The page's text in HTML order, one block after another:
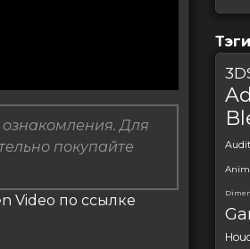
Для
покупайте
Video по ссылке
Тэги